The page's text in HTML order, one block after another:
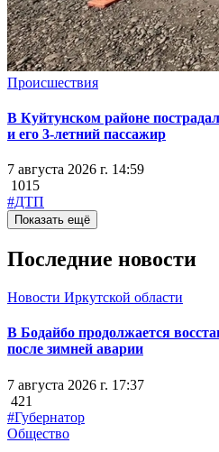
Происшествия
В Куйтунском районе
и его 3-летний пассажир
7 августа 2026 г. 14:59
1015
#ДТП
Показать ещё
Последние новости
Новости Иркутской области
В Бодайбо продолжается
после зимней аварии
7 августа 2026 г. 17:37
421
#Губернатор
Общество